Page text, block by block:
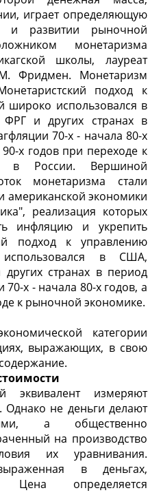
играет определяющую
и развитии рыночной
монетаризма
школы, лауреат
Фридмен. Монетаризм
подход к
широко использовался в
и других странах в
70-х - начала 80-х
х годов при переходе к
в России. Вершиной
монетаризма стали
американской экономики
реализация которых
инфляцию и укрепить
подход к управлению
в США,
странах в период
х - начала 80-х годов, а
к рыночной экономике.
категории
выражающих, в свою
эквивалент измеряют
Однако не деньги делают
а общественно
на производство
их уравнивания.
в деньгах,
Цена определяется